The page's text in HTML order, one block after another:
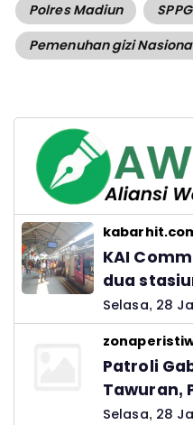
Polres Madiun SPPG
Pemenuhan gizi
KAI
dua
Selasa, 28
Patroli
Tawuran,
Ingatkan
Selasa, 28